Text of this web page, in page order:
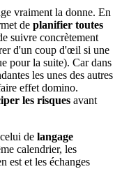
vraiment la donne. En
de planifier toutes
suivre concrètement
d'un coup d'œil si une
pour la suite). Car dans
les unes des autres
effet domino.
les risques avant
de langage
calendrier, les
est et les échanges